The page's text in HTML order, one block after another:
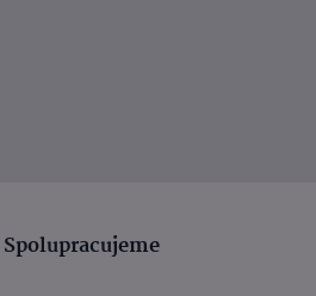
Spolupracujeme